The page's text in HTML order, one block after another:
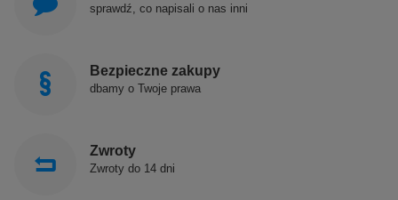
sprawdź, co napisali o nas inni
Bezpieczne zakupy
dbamy o Twoje prawa
Zwroty
Zwroty do 14 dni